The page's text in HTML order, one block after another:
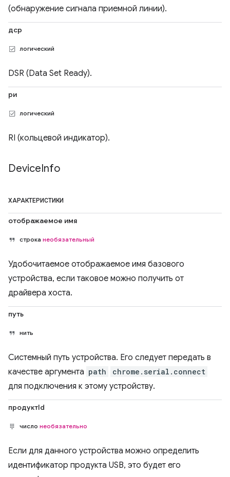
(обнаружение сигнала приемной линии).
дср
логический
DSR (Data Set Ready).
ри
логический
RI (кольцевой индикатор).
DeviceInfo
ХАРАКТЕРИСТИКИ
отображаемое имя
строка необязательный
Удобочитаемое отображаемое имя базового
устройства, если таковое можно получить от
драйвера хоста.
путь
нить
Системный путь устройства. Его следует передать в
качестве аргумента path chrome.serial.connect
для подключения к этому устройству.
продуктId
число необязательно
Если для данного устройства можно определить
идентификатор продукта USB, это будет его